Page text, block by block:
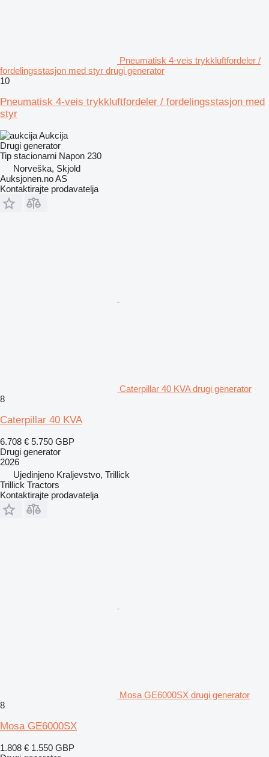
Pneumatisk 4-veis trykkluftfordeler /
fordelingsstasjon med styr drugi generator
10
Pneumatisk 4-veis trykkluftfordeler / fordelingsstasjon med
styr
Aukcija
Drugi generator
Tip stacionarni Napon 230
Norveška, Skjold
Auksjonen.no AS
Kontaktirajte prodavatelja
Caterpillar 40 KVA drugi generator
8
Caterpillar 40 KVA
6.708 € 5.750 GBP
Drugi generator
2026
Ujedinjeno Kraljevstvo, Trillick
Trillick Tractors
Kontaktirajte prodavatelja
Mosa GE6000SX drugi generator
8
Mosa GE6000SX
1.808 € 1.550 GBP